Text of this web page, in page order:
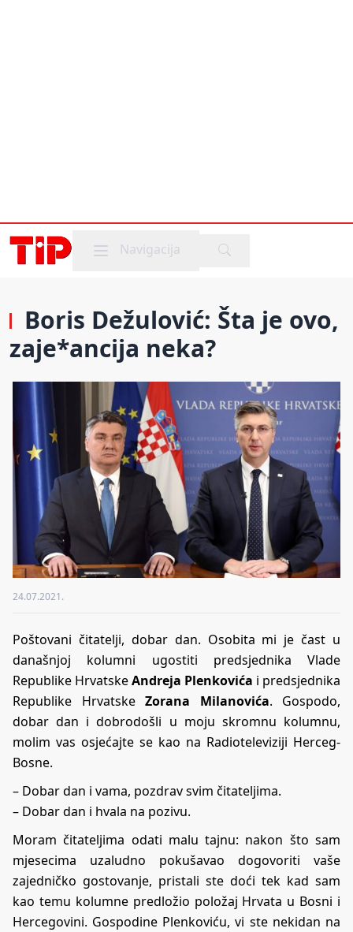
Mobile menu
Navigacija
Boris Dežulović: Šta je ovo,
zaje*ancija neka?
24.07.2021.
Poštovani čitatelji, dobar dan. Osobita mi je čast u
današnjoj kolumni ugostiti predsjednika Vlade
Republike HrvatskeAndreja Plenkovića i predsjednika
Republike Hrvatske Zorana Milanovića. Gospodo,
dobar dan i dobrodošli u moju skromnu kolumnu,
molim vas osjećajte se kao na Radioteleviziji Herceg-
Bosne.
– Dobar dan i vama, pozdrav svim čitateljima.
– Dobar dan i hvala na pozivu.
Moram čitateljima odati malu tajnu: nakon što sam
mjesecima uzaludno pokušavao dogovoriti vaše
zajedničko gostovanje, pristali ste doći tek kad sam
kao temu kolumne predložio položaj Hrvata u Bosni i
Hercegovini. Gospodine Plenkoviću, vi ste nekidan na